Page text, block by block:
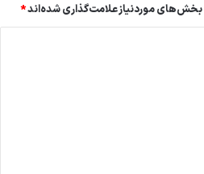
بخش‌های موردنیاز علامت‌گذاری شده‌اند*